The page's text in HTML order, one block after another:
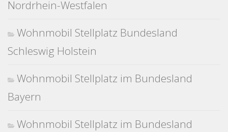
Nordrhein-Westfalen
Wohnmobil Stellplatz Bundesland
Schleswig Holstein
Wohnmobil Stellplatz im Bundesland
Bayern
Wohnmobil Stellplatz im Bundesland